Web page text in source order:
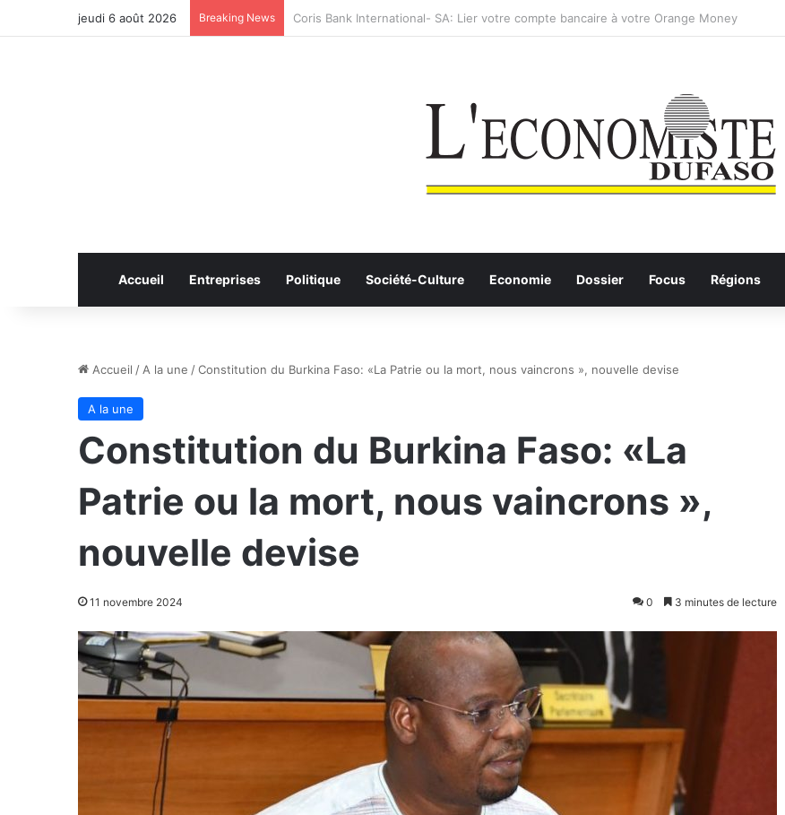
jeudi 6 août 2026 Breaking News CAN féminine 2026 : les Etalons Dames quittent la compétition
Accueil Entreprises Politique Société-Culture Economie Dossier Focus Régions
Accueil / A la une /Constitution du Burkina Faso: «La Patrie ou la mort, nous vaincrons », nouvelle devise
A la une
Constitution du Burkina Faso: «La
Patrie ou la mort, nous vaincrons »,
nouvelle devise
11 novembre 2024 0 3 minutes de lecture